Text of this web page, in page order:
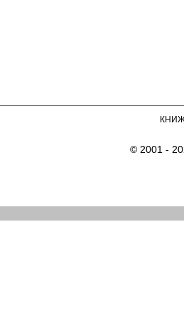
© 2001 -